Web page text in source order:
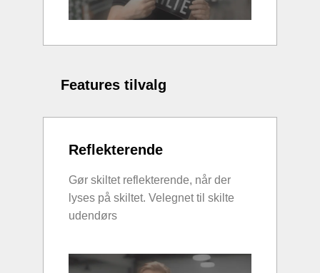
Features tilvalg
Reflekterende
Gør skiltet reflekterende, når der
lyses på skiltet. Velegnet til skilte
udendørs